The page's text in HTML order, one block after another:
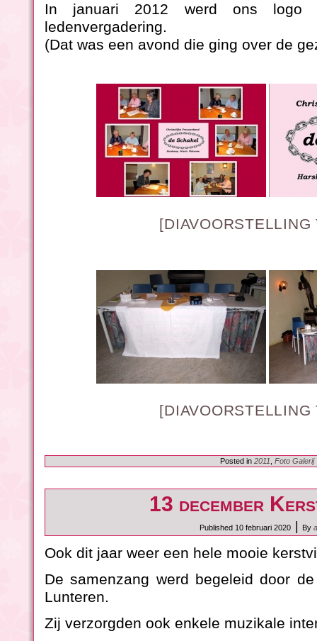
In januari 2012 werd ons logo
ledenvergadering.
(Dat was een avond die ging over de
[DIAVOORSTELLING
[DIAVOORSTELLING
Posted in 2011 Foto Galerij
13 december
Published 10 februari 2020 By
Ook dit jaar weer een hele mooie
De samenzang werd begeleid door
Lunteren.
Zij verzorgden ook enkele muzikale